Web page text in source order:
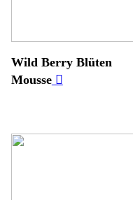
Wild Berry Blüten
Mousse︎︎︎